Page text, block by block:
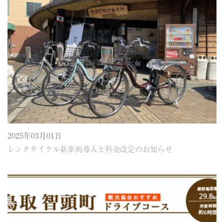
2025年03月01日
レンタサイクル新車両導入と料金改定のお知らせ